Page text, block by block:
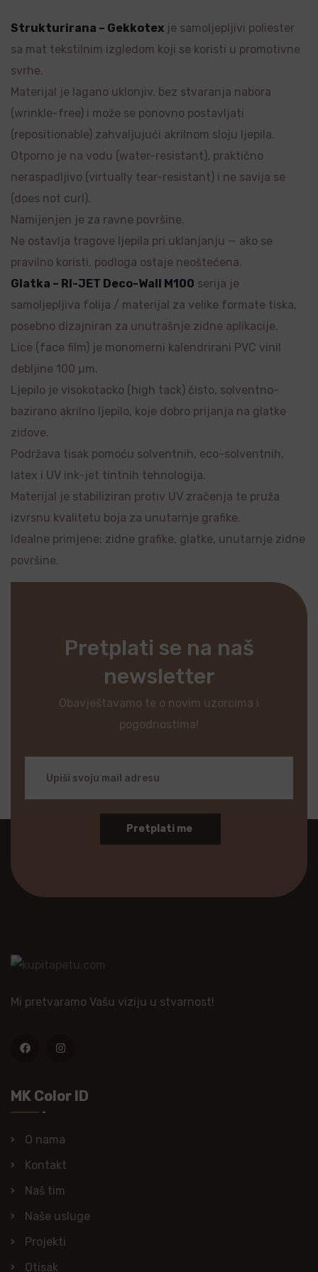
Strukturirana – Gekkotex je samoljepljivi poliester
sa mat tekstilnim izgledom koji se koristi u promotivne
svrhe.
Materijal je lagano uklonjiv, bez stvaranja nabora
(wrinkle-free) i može se ponovno postavljati
(repositionable) zahvaljujući akrilnom sloju ljepila.
Otporno je na vodu (water-resistant), praktično
neraspadljivo (virtually tear-resistant) i ne savija se
(does not curl).
Namijenjen je za ravne površine.
Ne ostavlja tragove ljepila pri uklanjanju — ako se
pravilno koristi, podloga ostaje neoštećena.
Glatka – RI-JET Deco-Wall M100 serija je
samoljepljiva folija / materijal za velike formate tiska,
posebno dizajniran za unutrašnje zidne aplikacije.
Lice (face film) je monomerni kalendrirani PVC vinil
debljine 100 µm.
Ljepilo je visokotacko (high tack) čisto, solventno-
bazirano akrilno ljepilo, koje dobro prijanja na glatke
zidove.
Podržava tisak pomoću solventnih, eco-solventnih,
latex i UV ink-jet tintnih tehnologija.
Materijal je stabiliziran protiv UV zračenja te pruža
izvrsnu kvalitetu boja za unutarnje grafike.
Idealne primjene: zidne grafike, glatke, unutarnje zidne
površine.
Pretplati se na naš
newsletter
Obavještavamo te o novim uzorcima i
pogodnostima!
Pretplati me
Mi pretvaramo Vašu viziju u stvarnost!
MK Color ID
O nama
Kontakt
Naš tim
Naše usluge
Projekti
Otisak